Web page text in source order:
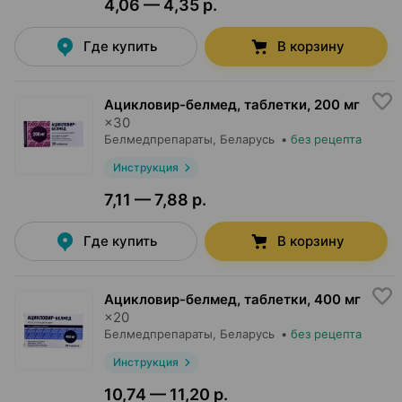
4,06 — 4,35 р.
Где купить В корзину
Ацикловир-белмед, таблетки, 200 мг
×30
Белмедпрепараты , Беларусь • без рецепта
Инструкция
7,11 — 7,88 р.
Где купить В корзину
Ацикловир-белмед, таблетки, 400 мг
×20
Белмедпрепараты , Беларусь • без рецепта
Инструкция
10,74 — 11,20 р.